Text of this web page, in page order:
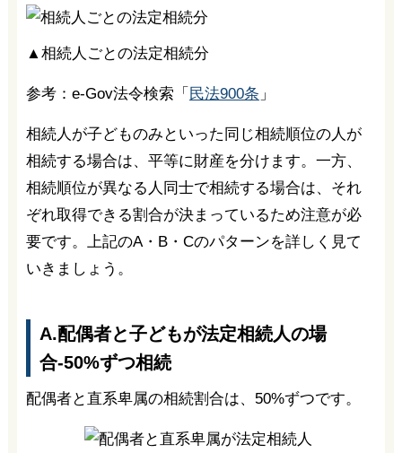
▲相続人ごとの法定相続分
参考：e-Gov法令検索「 民法900条 」
相続人が子どものみといった同じ相続順位の人が
相続する場合は、平等に財産を分けます。一方、
相続順位が異なる人同士で相続する場合は、それ
ぞれ取得できる割合が決まっているため注意が必
要です。上記のA・B・Cのパターンを詳しく見て
いきましょう。
A.配偶者と子どもが法定相続人の場
合-50%ずつ相続
配偶者と直系卑属の相続割合は、50%ずつです。